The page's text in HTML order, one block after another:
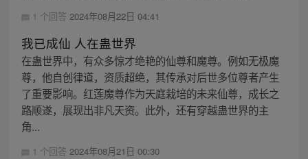
1 个回答 2024年08月22日 04:41
我已成仙 人在蛊世界
在蛊世界中，有众多惊才绝艳的仙尊和魔尊。例如无极魔
尊，他自创律道，资质超绝，其传承对后世多位尊者产生
了重要影响。红莲魔尊作为天庭栽培的未来仙尊，成长之
路顺遂，展现出非凡天资。此外，还有穿越蛊世界的主
角...
1 个回答 2024年08月21日 00:30